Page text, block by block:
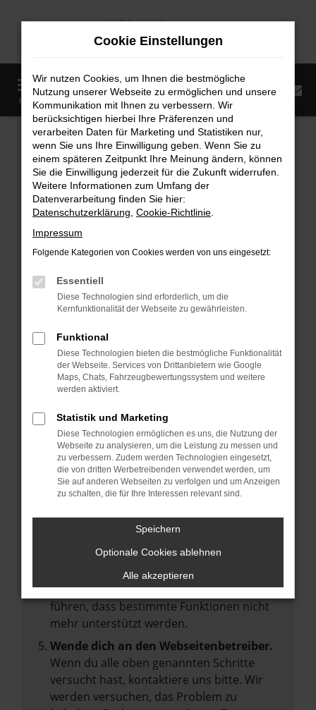
Zum
MENÜ
Startseite Fahrzeugangebote Fahrzeugmarkt
Fahrzeugmarkt
Fehler: Network Error
Beim Laden ist ein Fehler aufgetreten.
Hier sind ein paar Tipps, die dir helfen können:
Überprüfe deine Firewall und deine
Internetverbindung.
deine Suchmaschine?
Prüfe deine Browsererweiterungen.
Manche Erweiterungen, wie Werbeblocker,
können das Laden bestimmter Seiten
anderen Browser oder in einem privaten
Fenster?
Starte dein Gerät neu.
Das kann manchmal helfen,
vorübergehende Probleme zu beheben.
Stelle sicher, dass dein Browser und dein
Betriebssystem auf dem neuesten Stand
Veraltete Software birgt nicht nur ein
Sicherheitsrisiko, sondern kann auch dazu
führen, dass bestimmte Funktionen nicht
mehr unterstützt werden.
Wende dich an den Webseitenbetreiber.
Wenn du alle oben genannten Schritte
versucht hast, kontaktiere uns bitte. Wir
werden versuchen, das Problem zu
Cookie Einstellungen
Wir nutzen Cookies, um Ihnen die bestmögliche
Nutzung unserer Webseite zu ermöglichen und unsere
Kommunikation mit Ihnen zu verbessern. Wir
berücksichtigen hierbei Ihre Präferenzen und
verarbeiten Daten für Marketing und Statistiken nur,
wenn Sie uns Ihre Einwilligung geben. Wenn Sie zu
einem späteren Zeitpunkt Ihre Meinung ändern, können
Sie die Einwilligung jederzeit für die Zukunft widerrufen.
Weitere Informationen zum Umfang der
Datenverarbeitung finden Sie hier:
Datenschutzerklärung Cookie-Richtlinie
Impressum
Folgende Kategorien von Cookies werden von uns eingesetzt:
Essentiell
Diese Technologien sind erforderlich, um die
Kernfunktionalität der Webseite zu gewährleisten.
Funktional
Diese Technologien bieten die bestmögliche Funktionalität
der Webseite. Services von Drittanbietern wie Google
Maps, Chats, Fahrzeugbewertungssystem und weitere
werden aktiviert.
Statistik und Marketing
Diese Technologien ermöglichen es uns, die Nutzung der
Webseite zu analysieren, um die Leistung zu messen und
zu verbessern. Zudem werden Technologien eingesetzt,
die von dritten Werbetreibenden verwendet werden, um
Sie auf anderen Webseiten zu verfolgen und um Anzeigen
zu schalten, die für Ihre Interessen relevant sind.
Speichern
Optionale Cookies ablehnen
Alle akzeptieren